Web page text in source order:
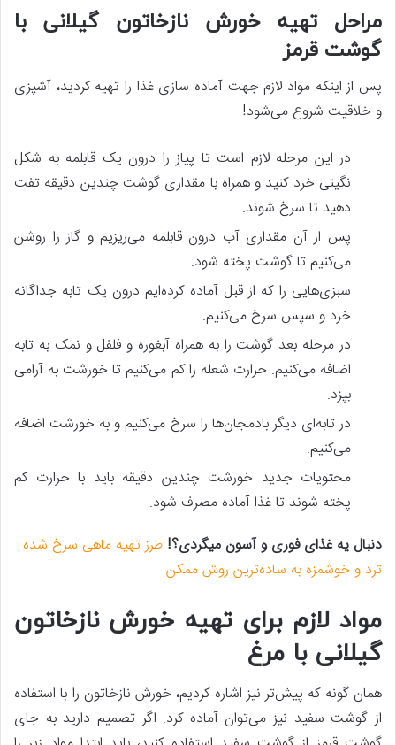
مراحل تهیه خورش نازخاتون گیلانی با
گوشت قرمز
پس از اینکه مواد لازم جهت آماده سازی غذا را تهیه کردید، آشپزی
و خلاقیت شروع می‌شود‌!
در این مرحله لازم است تا پیاز را درون یک قابلمه به شکل
نگینی خرد کنید و همراه با مقداری گوشت چندین دقیقه تفت
دهید تا سرخ شوند.
پس از آن مقداری آب درون قابلمه می‌ریزیم و گاز را روشن
می‌کنیم تا گوشت پخته شود.
سبزی‌هایی را که از قبل آماده کرده‌ایم درون یک تابه جداگانه
خرد و سپس سرخ می‌کنیم.
در مرحله بعد گوشت را به همراه آبغوره و فلفل و نمک به تابه
اضافه می‌کنیم. حرارت شعله را کم می‌کنیم تا خورشت به آرامی
بپزد.
در تابه‌ای دیگر بادمجان‌ها را سرخ می‌کنیم و به خورشت اضافه
می‌کنیم.
محتویات جدید خورشت چندین دقیقه باید با حرارت کم
پخته شوند تا غذا آماده مصرف شود.
دنبال یه غذای فوری و آسون میگردی؟! طرز تهیه ماهی سرخ شده
ترد و خوشمزه به ساده‌ترین روش ممکن
مواد لازم برای تهیه خورش نازخاتون
گیلانی با مرغ
همان گونه که پیش‌تر نیز اشاره کردیم، خورش نازخاتون را با استفاده
از گوشت سفید نیز می‌توان آماده کرد. اگر تصمیم دارید به جای